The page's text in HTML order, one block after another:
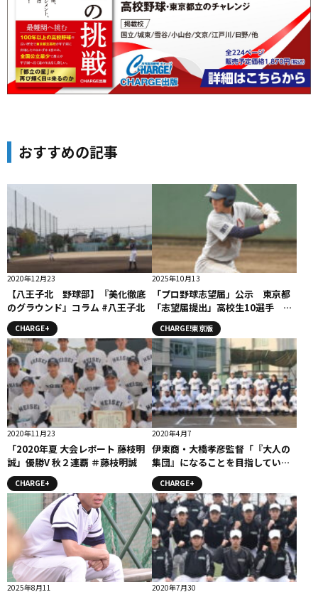
おすすめの記事
2020年12月23
【八王子北 野球部】『美化徹底
のグラウンド』コラム #八王子北
CHARGE+
2025年10月13
「プロ野球志望届」公示 東京都
「志望届提出」高校生10選手 八
王子・新井唯斗、日大鶴ケ丘・住
日翔夢らが注目
CHARGE!東京版
2020年11月23
「2020年夏 大会レポート 藤枝明
誠」優勝V 秋２連覇 ＃藤枝明誠
CHARGE+
2020年4月7
伊東商・大橋孝彦監督「『大人の
集団』になることを目指してい
る」/「学思罔殆（がくしもうた
い）」監督コメント
CHARGE+
2025年8月11 2020年7月30